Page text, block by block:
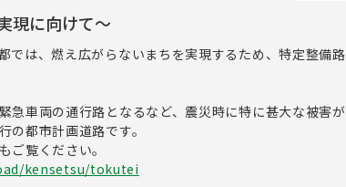
現に向けて～
では、燃え広がらないまちを実現するため、特定整備路
急車両の通行路となるなど、震災時に特に甚大な被害が
都市計画道路です。
覧ください。
kensetsu/tokutei